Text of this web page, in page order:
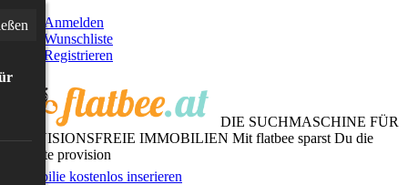
Anmelden
Wunschliste
Registrieren
DIE SUCHMASCHINE FÜR
PROVISIONSFREIE IMMOBILIEN Mit flatbee sparst Du die
gesamte provision
Immobilie kostenlos inserieren